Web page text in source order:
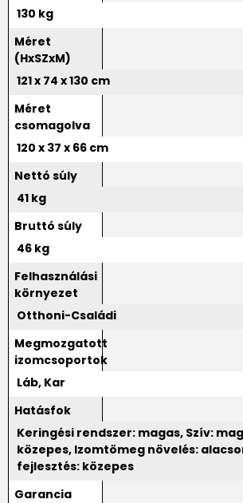
130 kg
Méret
(HxSZxM)
121 x 74 x 130 cm
Méret
csomagolva
120 x 37 x 66 cm
Nettó súly
41 kg
Bruttó súly
46 kg
Felhasználási
környezet
Otthoni-Családi
Megmozgatott
izomcsoportok
Láb, Kar
Hatásfok
Keringési rendszer: magas, Szív:
közepes, Izomtömeg növelés:
fejlesztés: közepes
Garancia